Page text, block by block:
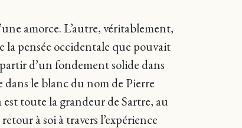
amorce. L’autre, véritablement,
la pensée occidentale que pouvait
d’un fondement solide dans
dans le blanc du nom de Pierre
est toute la grandeur de Sartre, au
retour à soi à travers l’expérience